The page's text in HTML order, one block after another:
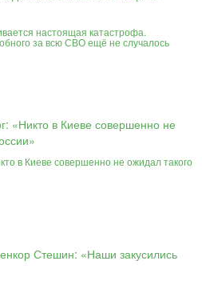
настоящая катастрофа.
за всю СВО ещё не случалось
в Киеве совершенно не ожидал такого